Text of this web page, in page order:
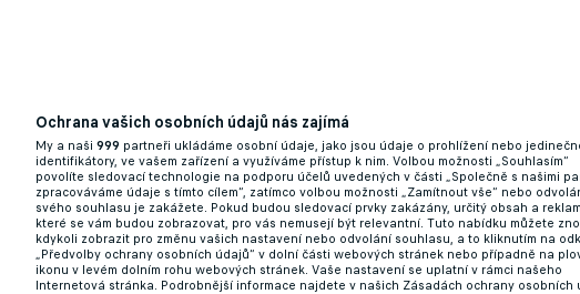
Z poradce sportovním manažerem. Hoftych
02.06.2025 16:49
Ochrana vašich osobních údajů nás zajímá
My a naši 999 partneři ukládáme osobní údaje, jako jsou údaje o prohlížení nebo
identifikátory, ve vašem zařízení a využíváme přístup k nim. Volbou možnosti „Souhlasím“
povolíte sledovací technologie na podporu účelů uvedených v části „Společně s našimi
zpracováváme údaje s tímto cílem“, zatímco volbou možnosti „Zamítnout vše“ nebo
svého souhlasu je zakážete. Pokud budou sledovací prvky zakázány, určitý obsah a
které se vám budou zobrazovat, pro vás nemusejí být relevantní. Tuto nabídku můžete
kdykoli zobrazit pro změnu vašich nastavení nebo odvolání souhlasu, a to kliknutím na
„Předvolby ochrany osobních údajů“ v dolní části webových stránek nebo případně na
ikonu v levém dolním rohu webových stránek. Vaše nastavení se uplatní v rámci našeho
Internetová stránka. Podrobnější informace najdete v našich Zásadách ochrany osobních